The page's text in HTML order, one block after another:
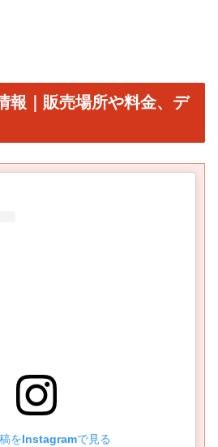
報｜販売場所や料金、デ
をInstagramで見る